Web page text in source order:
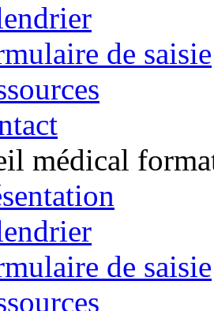
de saisie
médical
de saisie